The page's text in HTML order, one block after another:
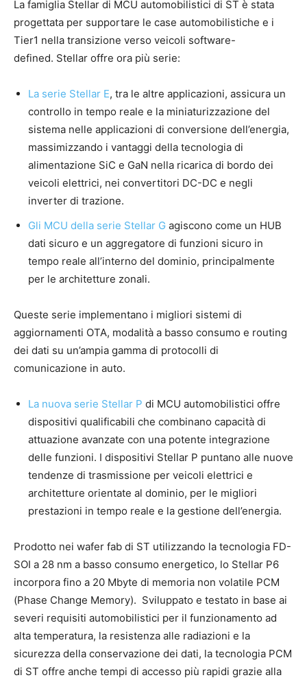
La famiglia Stellar di MCU automobilistici di ST è stata
progettata per supportare le case automobilistiche e i
Tier1 nella transizione verso veicoli software-
defined. Stellar offre ora più serie:
La serie Stellar E, tra le altre applicazioni, assicura un
controllo in tempo reale e la miniaturizzazione del
sistema nelle applicazioni di conversione dell’energia,
massimizzando i vantaggi della tecnologia di
alimentazione SiC e GaN nella ricarica di bordo dei
veicoli elettrici, nei convertitori DC-DC e negli
inverter di trazione.
Gli MCU della serie Stellar G agiscono come un HUB
dati sicuro e un aggregatore di funzioni sicuro in
tempo reale all’interno del dominio, principalmente
per le architetture zonali.
Queste serie implementano i migliori sistemi di
aggiornamenti OTA, modalità a basso consumo e routing
dei dati su un’ampia gamma di protocolli di
comunicazione in auto.
La nuova serie Stellar P di MCU automobilistici offre
dispositivi qualificabili che combinano capacità di
attuazione avanzate con una potente integrazione
delle funzioni. I dispositivi Stellar P puntano alle nuove
tendenze di trasmissione per veicoli elettrici e
architetture orientate al dominio, per le migliori
prestazioni in tempo reale e la gestione dell’energia.
Prodotto nei wafer fab di ST utilizzando la tecnologia FD-
SOI a 28 nm a basso consumo energetico, lo Stellar P6
incorpora fino a 20 Mbyte di memoria non volatile PCM
(Phase Change Memory). Sviluppato e testato in base ai
severi requisiti automobilistici per il funzionamento ad
alta temperatura, la resistenza alle radiazioni e la
sicurezza della conservazione dei dati, la tecnologia PCM
di ST offre anche tempi di accesso più rapidi grazie alla